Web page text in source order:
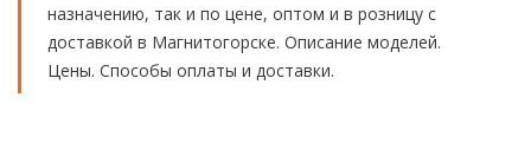
назначению, так и по цене, оптом и в розницу с
доставкой в Магнитогорске. Описание моделей.
Цены. Способы оплаты и доставки.